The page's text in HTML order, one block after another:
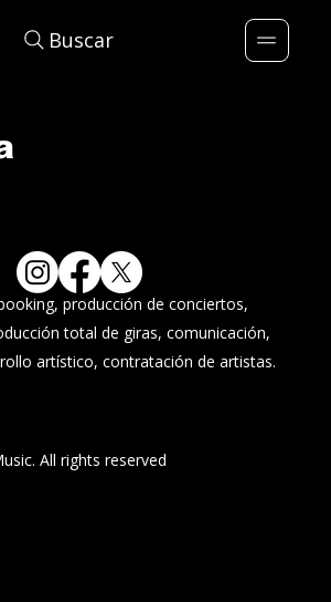
Buscar
producción de conciertos,
total de giras, comunicación,
artístico, contratación de artistas.
All rights reserved